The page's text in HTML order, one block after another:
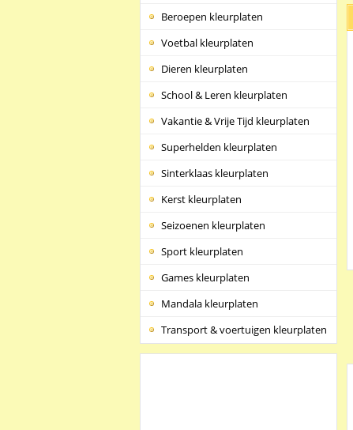
Beroepen kleurplaten
Voetbal kleurplaten
Dieren kleurplaten
School & Leren kleurplaten
Vakantie & Vrije Tijd kleurplaten
Superhelden kleurplaten
Sinterklaas kleurplaten
Kerst kleurplaten
Seizoenen kleurplaten
Sport kleurplaten
Games kleurplaten
Mandala kleurplaten
Transport & voertuigen kleurplaten